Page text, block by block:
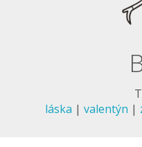
láska | valentýn |